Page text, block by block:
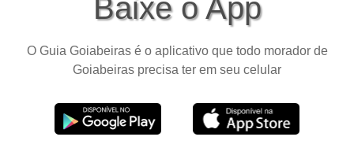
Baixe o App
O Guia Goiabeiras é o aplicativo que todo morador de
Goiabeiras precisa ter em seu celular